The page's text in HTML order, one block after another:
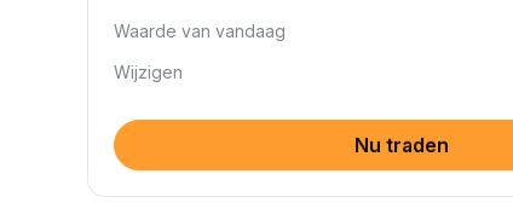
Waarde van vandaag
Wijzigen
Nu traden